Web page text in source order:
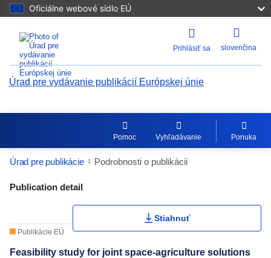
Oficiálne webové sídlo EÚ
Prihlásiť sa slovenčina
Úrad pre vydávanie publikácií Európskej únie
Pomoc Vyhľadávanie Ponuka
Úrad pre publikácie Podrobnosti o publikácii
Publication Detail Actions Portlet
Publication detail
Publikácie EÚ
Stiahnuť
Feasibility study for joint space-agriculture solutions